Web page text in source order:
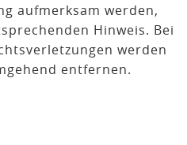
aufmerksam werden,
Hinweis. Bei
werden
entfernen.